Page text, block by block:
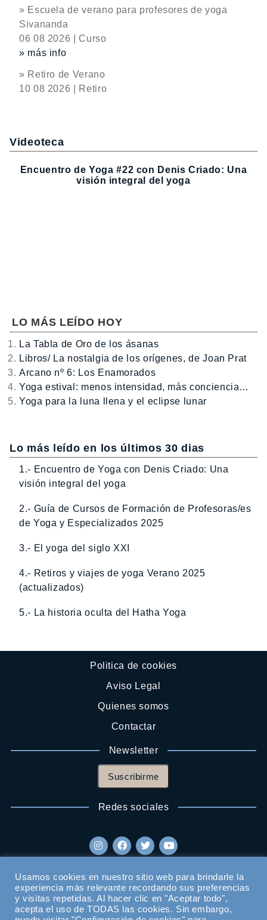
» Escuela de verano para profesores de yoga
Sivananda
06 08 2026 | Curso
» más info
» Retiro de Verano
10 08 2026 | Retiro
Videoteca
Encuentro de Yoga #22 con Denis Criado: Una
visión integral del yoga
LO MÁS LEÍDO HOY
La Tabla de Oro de los ásanas
Libros/ La nostalgia de los orígenes, de Joan Prat
Arcano nº 6: Los Enamorados
Yoga estival: menos intensidad, más conciencia…
Yoga para la luna llena y el eclipse lunar
Lo más leído en los últimos 30 dias
1.- Encuentro de Yoga con Denis Criado: Una
visión integral del yoga
2.- Guía de Cursos de Formación de Profesoras/es
de Yoga y Especializados 2025
3.- El yoga del siglo XXI
4.- Retiros y viajes de yoga Verano 2025
(actualizados)
5.- La historia oculta del Hatha Yoga
Politica de cookies
Aviso Legal
Quienes somos
Contactar
Newsletter
Suscribirme
Redes sociales
Usamos cookies en nuestro sitio web para brindarle la
experiencia más relevante recordando sus preferencias
y visitas repetidas. Al hacer clic en "Aceptar todo",
acepta el uso de TODAS las cookies. Sin embargo,